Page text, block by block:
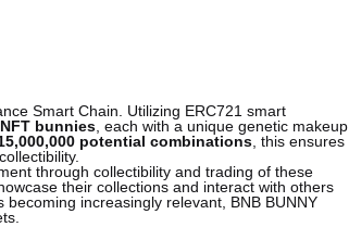
Smart Chain. Utilizing ERC721 smart
bunnies , each with a unique genetic makeup
potential combinations , this ensures
through collectibility and trading of these
their collections and interact with others
increasingly relevant, BNB BUNNY